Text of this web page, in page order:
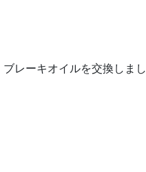
レーキオイルを交換しまし